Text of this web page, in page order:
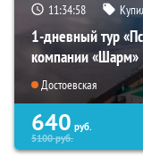
11:34:57
1-дневный тур
компании «Шарм»
Достоевская
640 руб.
5100руб.